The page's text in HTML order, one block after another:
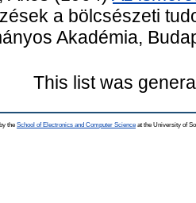
a bölcsészeti
Akadémia,
This list was
the School of Electronics and Computer Science at the University of